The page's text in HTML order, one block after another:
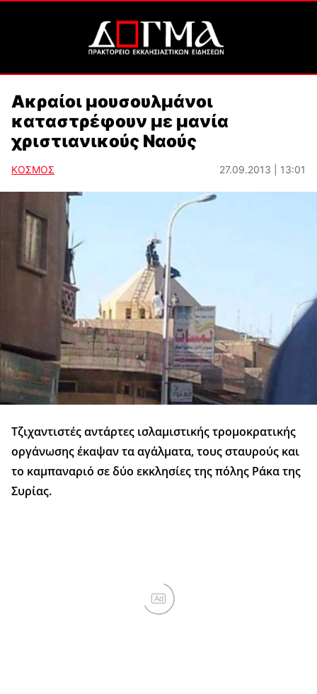
Ακραίοι μουσουλμάνοι
καταστρέφουν με μανία
χριστιανικούς Ναούς
ΚΟΣΜΟΣ 27.09.2013 | 13:01
Τζιχαντιστές αντάρτες ισλαμιστικής τρομοκρατικής
οργάνωσης έκαψαν τα αγάλματα, τους σταυρούς και
το καμπαναριό σε δύο εκκλησίες της πόλης Ράκα της
Συρίας.
Ad